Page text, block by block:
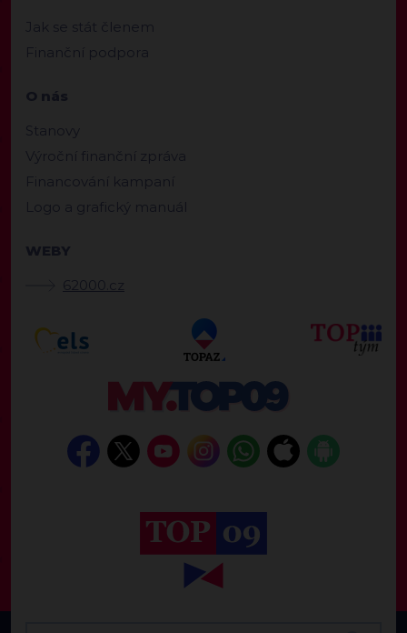
Jak se stát členem
Finanční podpora
O nás
Stanovy
Výroční finanční zpráva
Financování kampaní
Logo a grafický manuál
WEBY
62000.cz